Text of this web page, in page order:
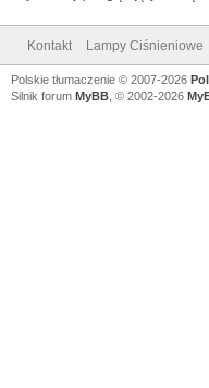
Kontakt Lampy Ciśnieniowe
Polskie tłumaczenie © 2007-2026
Silnik forum MyBB , © 2002-2026